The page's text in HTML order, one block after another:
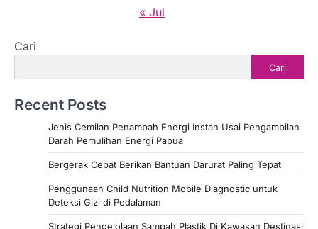
« Jul
Cari
Cari
Recent Posts
Jenis Cemilan Penambah Energi Instan Usai Pengambilan
Darah Pemulihan Energi Papua
Bergerak Cepat Berikan Bantuan Darurat Paling Tepat
Penggunaan Child Nutrition Mobile Diagnostic untuk
Deteksi Gizi di Pedalaman
Strategi Pengelolaan Sampah Plastik Di Kawasan Destinasi